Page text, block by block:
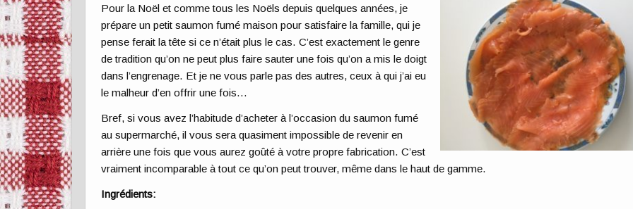
Pour la Noël et comme tous les Noëls depuis quelques années, je
prépare un petit saumon fumé maison pour satisfaire la famille, qui je
pense ferait la tête si ce n’était plus le cas. C’est exactement le genre
de tradition qu’on ne peut plus faire sauter une fois qu’on a mis le doigt
dans l’engrenage. Et je ne vous parle pas des autres, ceux à qui j’ai eu
le malheur d’en offrir une fois…
Bref, si vous avez l’habitude d’acheter à l’occasion du saumon fumé
au supermarché, il vous sera quasiment impossible de revenir en
arrière une fois que vous aurez goûté à votre propre fabrication. C’est
vraiment incomparable à tout ce qu’on peut trouver, même dans le haut de gamme.
Ingrédients: